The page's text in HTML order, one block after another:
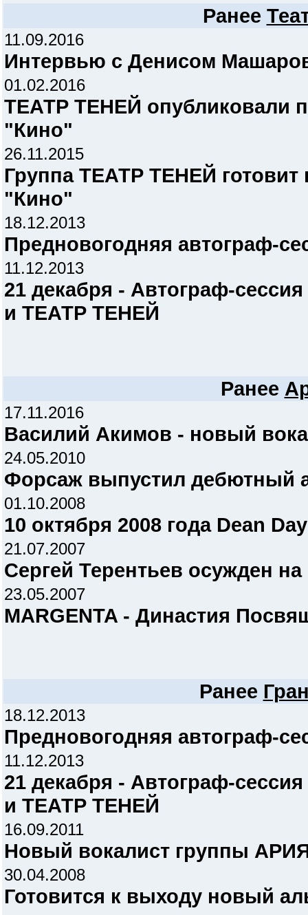
Ранее
11.09.2016
Интервью с Денисом
01.02.2016
ТЕАТР ТЕНЕЙ опубликовали
"Кино"
26.11.2015
Группа ТЕАТР ТЕНЕЙ
"Кино"
18.12.2013
Предновогодняя автограф-
11.12.2013
21 декабря - Автограф-
и ТЕАТР ТЕНЕЙ
Ранее
17.11.2016
Василий Акимов - новый
24.05.2010
Форсаж выпустил дебютный
01.10.2008
10 октября 2008 года Dean Day
21.07.2007
Сергей Терентьев осужден на
23.05.2007
MARGENTA - Династия
Ранее
18.12.2013
Предновогодняя автограф-
11.12.2013
21 декабря - Автограф-
и ТЕАТР ТЕНЕЙ
16.09.2011
Новый вокалист группы
30.04.2008
Готовится к выходу новый